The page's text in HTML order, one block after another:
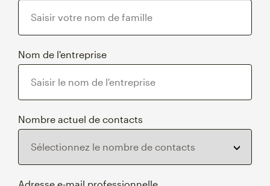
Nom de l'entreprise
Nombre actuel de contacts